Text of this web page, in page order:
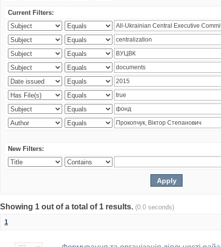
Current Filters:
New Filters:
Showing 1 out of a total of 1 results. (0.0 seconds)
1